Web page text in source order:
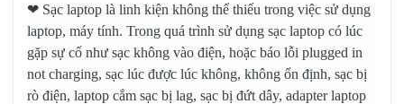
❤ Sạc laptop là linh kiện không thể thiếu trong việc sử dụng
laptop, máy tính. Trong quá trình sử dụng sạc laptop có lúc
gặp sự cố như sạc không vào điện, hoặc báo lỗi plugged in
not charging, sạc lúc được lúc không, không ổn định, sạc bị
rò điện, laptop cắm sạc bị lag, sạc bị đứt dây, adapter laptop